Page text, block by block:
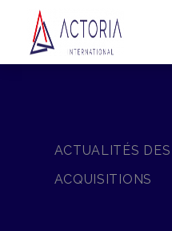
ACTUALITÉS
ACQUISITIONS